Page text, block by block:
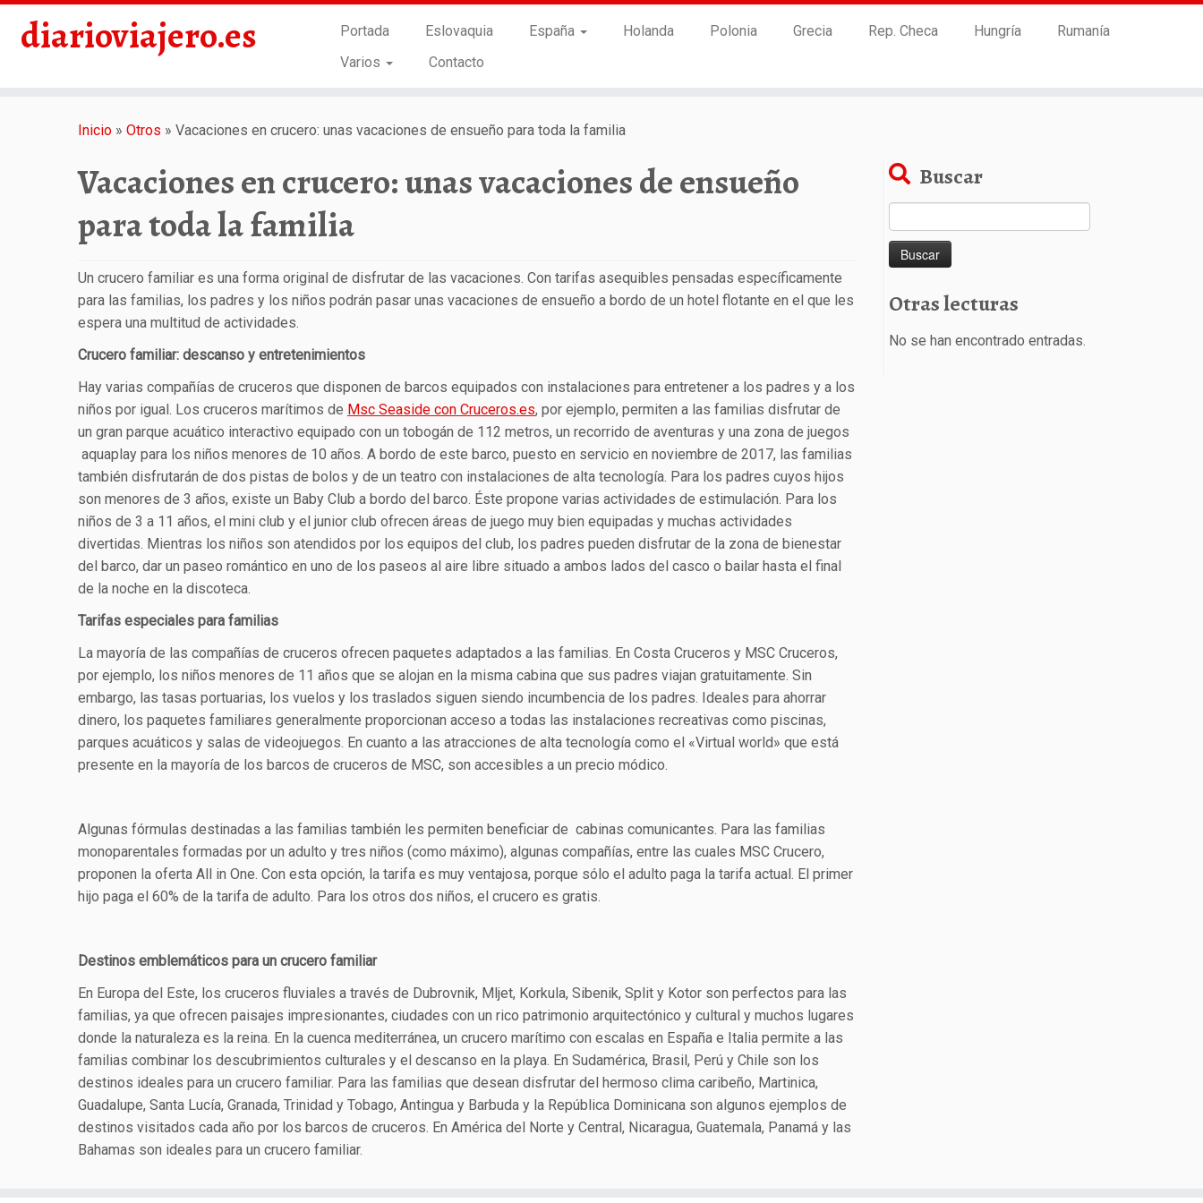
diarioviajero.es Portada Eslovaquia España Holanda Polonia Grecia Rep. Checa Hungría
Rumanía
Varios
Contacto
Inicio » Otros » Vacaciones en crucero: unas vacaciones de ensueño para toda la familia
Vacaciones en crucero: unas vacaciones de ensueño
para toda la familia
Un crucero familiar es una forma original de disfrutar de las vacaciones. Con tarifas asequibles pensadas específicamente
para las familias, los padres y los niños podrán pasar unas vacaciones de ensueño a bordo de un hotel flotante en el que les
espera una multitud de actividades.
Crucero familiar: descanso y entretenimientos
Hay varias compañías de cruceros que disponen de barcos equipados con instalaciones para entretener a los padres y a los
niños por igual. Los cruceros marítimos de Msc Seaside con Cruceros.es, por ejemplo, permiten a las familias disfrutar de
un gran parque acuático interactivo equipado con un tobogán de 112 metros, un recorrido de aventuras y una zona de juegos
aquaplay para los niños menores de 10 años. A bordo de este barco, puesto en servicio en noviembre de 2017, las familias
también disfrutarán de dos pistas de bolos y de un teatro con instalaciones de alta tecnología. Para los padres cuyos hijos
son menores de 3 años, existe un Baby Club a bordo del barco. Éste propone varias actividades de estimulación. Para los
niños de 3 a 11 años, el mini club y el junior club ofrecen áreas de juego muy bien equipadas y muchas actividades
divertidas. Mientras los niños son atendidos por los equipos del club, los padres pueden disfrutar de la zona de bienestar
del barco, dar un paseo romántico en uno de los paseos al aire libre situado a ambos lados del casco o bailar hasta el final
de la noche en la discoteca.
Tarifas especiales para familias
La mayoría de las compañías de cruceros ofrecen paquetes adaptados a las familias. En Costa Cruceros y MSC Cruceros,
por ejemplo, los niños menores de 11 años que se alojan en la misma cabina que sus padres viajan gratuitamente. Sin
embargo, las tasas portuarias, los vuelos y los traslados siguen siendo incumbencia de los padres. Ideales para ahorrar
dinero, los paquetes familiares generalmente proporcionan acceso a todas las instalaciones recreativas como piscinas,
parques acuáticos y salas de videojuegos. En cuanto a las atracciones de alta tecnología como el «Virtual world» que está
presente en la mayoría de los barcos de cruceros de MSC, son accesibles a un precio módico.
Algunas fórmulas destinadas a las familias también les permiten beneficiar de cabinas comunicantes. Para las familias
monoparentales formadas por un adulto y tres niños (como máximo), algunas compañías, entre las cuales MSC Crucero,
proponen la oferta All in One. Con esta opción, la tarifa es muy ventajosa, porque sólo el adulto paga la tarifa actual. El primer
hijo paga el 60% de la tarifa de adulto. Para los otros dos niños, el crucero es gratis.
Destinos emblemáticos para un crucero familiar
En Europa del Este, los cruceros fluviales a través de Dubrovnik, Mljet, Korkula, Sibenik, Split y Kotor son perfectos para las
familias, ya que ofrecen paisajes impresionantes, ciudades con un rico patrimonio arquitectónico y cultural y muchos lugares
donde la naturaleza es la reina. En la cuenca mediterránea, un crucero marítimo con escalas en España e Italia permite a las
familias combinar los descubrimientos culturales y el descanso en la playa. En Sudamérica, Brasil, Perú y Chile son los
destinos ideales para un crucero familiar. Para las familias que desean disfrutar del hermoso clima caribeño, Martinica,
Guadalupe, Santa Lucía, Granada, Trinidad y Tobago, Antingua y Barbuda y la República Dominicana son algunos ejemplos de
destinos visitados cada año por los barcos de cruceros. En América del Norte y Central, Nicaragua, Guatemala, Panamá y las
Bahamas son ideales para un crucero familiar.
Buscar
Otras lecturas
No se han encontrado entradas.